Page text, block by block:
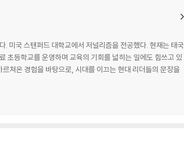
. 미국 스탠퍼드 대학교에서 저널리즘을 전공했다. 현재는 태국
등학교를 운영하며 교육의 기회를 넓히는 일에도 힘쓰고 있
쳐온 경험을 바탕으로, 시대를 이끄는 현대 리더들의 문장을